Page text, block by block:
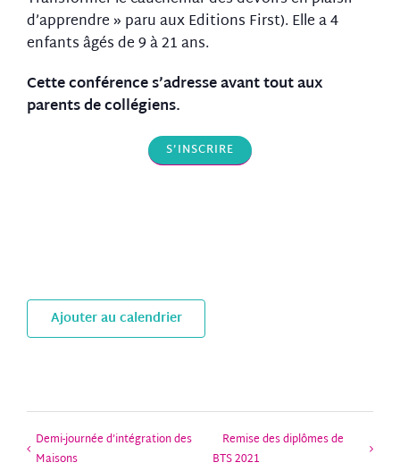
d’apprendre » paru aux Editions First). Elle a 4
enfants âgés de 9 à 21 ans.
Cette conférence s’adresse avant tout aux
parents de collégiens.
S’INSCRIRE
Ajouter au calendrier
Demi-journée d’intégration des
Maisons
Remise des diplômes de
BTS 2021